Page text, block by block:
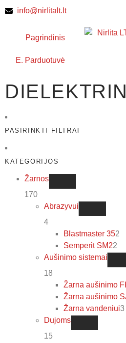
info@nirlitalt.lt
Pagrindinis
E. Parduotuvė
PASIRINKTI FILTRAI
KATEGORIJOS
Žarnos
170
Abrazyvui
4
Blastmaster 352
Semperit SM22
Aušinimo sistemai
18
Žarna aušinimo
Žarna aušinimo
Žarna vandeniui3
Dujoms
15